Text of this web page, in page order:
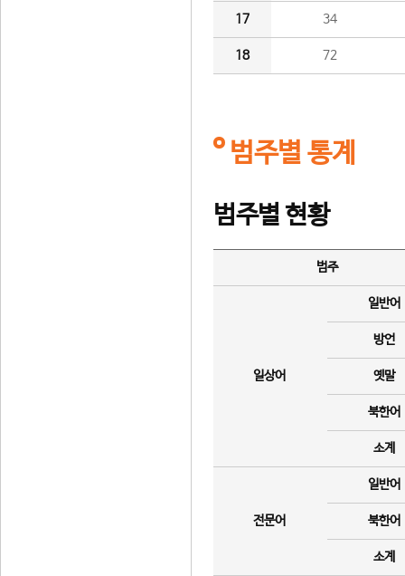
17 34
18 72
범주별 통계
범주별 현황
범주
일상어
일반어
방언
옛말
북한어
소계
전문어
일반어
북한어
소계